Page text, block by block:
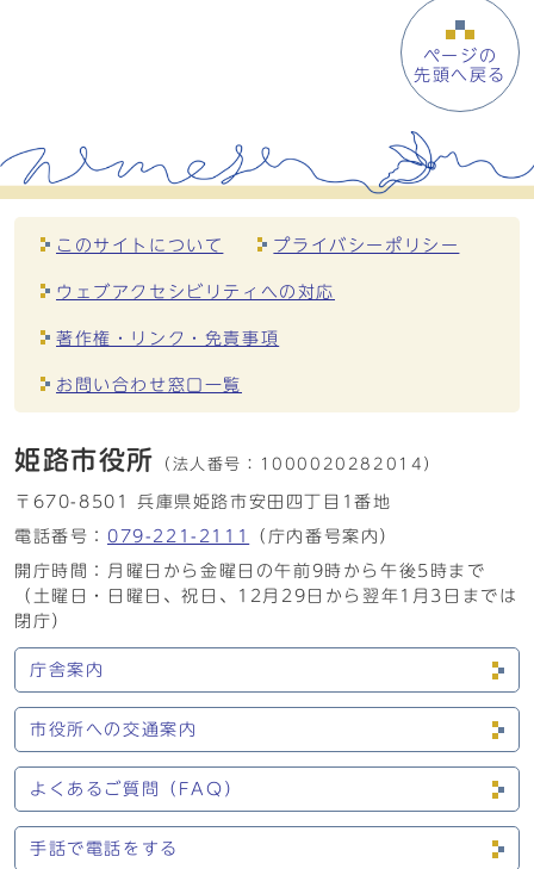
ページの
先頭へ戻る
このサイトについて プライバシーポリシー
ウェブアクセシビリティへの対応
著作権・リンク・免責事項
お問い合わせ窓口一覧
姫路市役所 （法人番号： 1000020282014）
〒670-8501 兵庫県姫路市安田四丁目1番地
電話番号： 079-221-2111
（庁内番号案内）
開庁時間：月曜日から金曜日の午前9時から午後5時まで
（土曜日・日曜日、祝日、12月29日から翌年1月3日までは
閉庁）
庁舎案内
市役所への交通案内
よくあるご質問（FAQ）
手話で電話をする